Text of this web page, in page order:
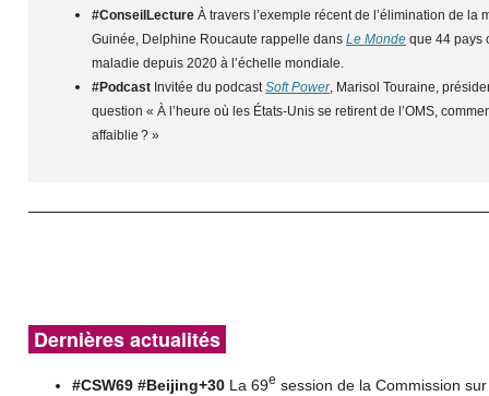
#ConseilLecture À travers l’exemple récent de l’élimination de la
Guinée, Delphine Roucaute rappelle dans Le Monde que 44 pays
maladie depuis 2020 à l’échelle mondiale.
#Podcast Invitée du podcastSoft Power, Marisol Touraine,
question « À l’heure où les États-Unis se retirent de l’OMS,
affaiblie ? »
Dernières actualités
#CSW69 #Beijing+30 La 69e session de la Commission